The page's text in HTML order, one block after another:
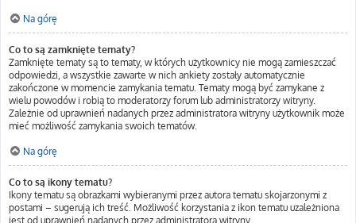
Na górę
Co to są zamknięte tematy?
Zamknięte tematy są to tematy, w których użytkownicy nie mogą zamieszczać
odpowiedzi, a wszystkie zawarte w nich ankiety zostały automatycznie
zakończone w momencie zamykania tematu. Tematy mogą być zamykane z
wielu powodów i robią to moderatorzy forum lub administratorzy witryny.
Zależnie od uprawnień nadanych przez administratora witryny użytkownik może
mieć możliwość zamykania swoich tematów.
Na górę
Co to są ikony tematu?
Ikony tematu są obrazkami wybieranymi przez autora tematu skojarzonymi z
postami – sugerują ich treść. Możliwość korzystania z ikon tematu uzależniona
jest od uprawnień nadanych przez administratora witryny.